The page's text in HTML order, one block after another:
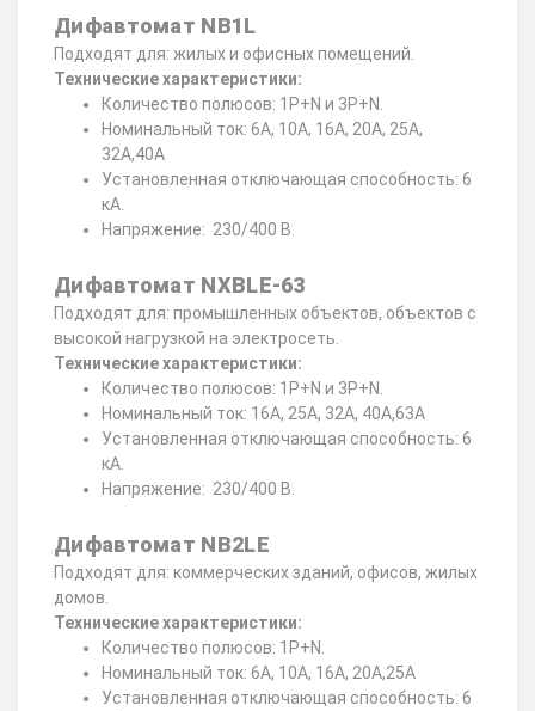
Дифавтомат NB1L
Подходят для: жилых и офисных помещений.
Технические характеристики:
Количество полюсов: 1P+N и 3P+N.
Номинальный ток: 6А, 10А, 16А, 20А, 25А,
32А,40А
Установленная отключающая способность: 6
кА.
Напряжение: 230/400 В.
Дифавтомат NXBLE-63
Подходят для: промышленных объектов, объектов с
высокой нагрузкой на электросеть.
Технические характеристики:
Количество полюсов: 1P+N и 3P+N.
Номинальный ток: 16А, 25А, 32А, 40А,63А
Установленная отключающая способность: 6
кА.
Напряжение: 230/400 В.
Дифавтомат NB2LE
Подходят для: коммерческих зданий, офисов, жилых
домов.
Технические характеристики:
Количество полюсов: 1P+N.
Номинальный ток: 6А, 10А, 16А, 20А,25А
Установленная отключающая способность: 6